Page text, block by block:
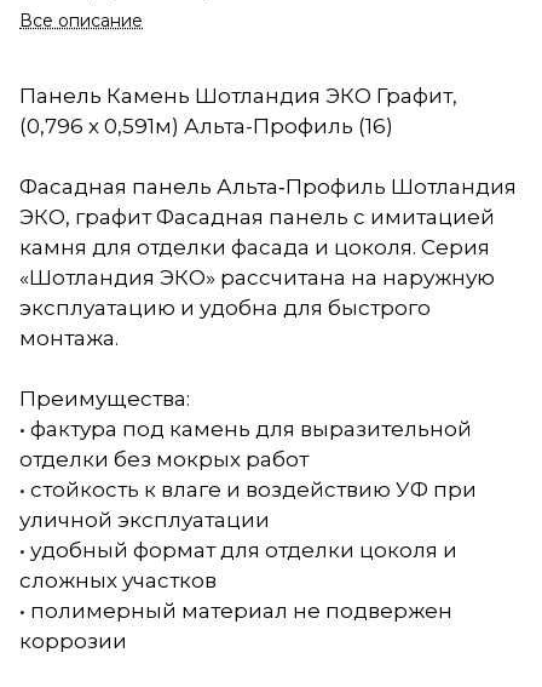
Все описание
Панель Камень Шотландия ЭКО Графит,
(0,796 х 0,591м) Альта-Профиль (16)
Фасадная панель Альта‑Профиль Шотландия
ЭКО, графит Фасадная панель с имитацией
камня для отделки фасада и цоколя. Серия
«Шотландия ЭКО» рассчитана на наружную
эксплуатацию и удобна для быстрого
монтажа.
Преимущества:
• фактура под камень для выразительной
отделки без мокрых работ
• стойкость к влаге и воздействию УФ при
уличной эксплуатации
• удобный формат для отделки цоколя и
сложных участков
• полимерный материал не подвержен
коррозии